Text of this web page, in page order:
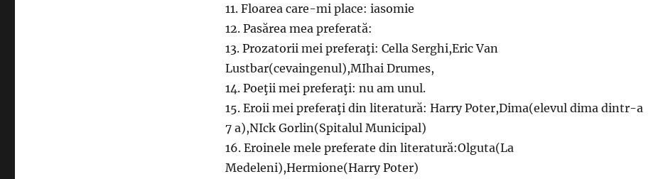
11. Floarea care-mi place: iasomie
12. Pasărea mea preferată:
13. Prozatorii mei preferaţi: Cella Serghi,Eric Van
Lustbar(cevaingenul),MIhai Drumes,
14. Poeţii mei preferaţi: nu am unul.
15. Eroii mei preferaţi din literatură: Harry Poter,Dima(elevul dima dintr-a
7 a),NIck Gorlin(Spitalul Municipal)
16. Eroinele mele preferate din literatură:Olguta(La
Medeleni),Hermione(Harry Poter)